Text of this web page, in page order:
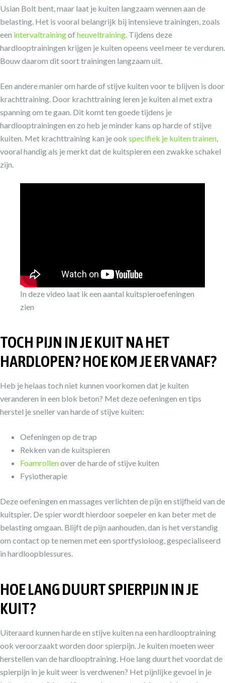
Usian Bolt bent, maar laat je kuiten langzaam wennen aan de
belasting. Het is vooral belangrijk bij intensieve trainingen, zoals
een intervaltrainingof heuveltraining. Tijdens deze
hardlooptrainingen krijgen je kuiten opeens veel meer te verduren.
Bouw daarom dit soort trainingen langzaam uit.
Een andere manier om harde of stijve kuiten voor te blijven is door
krachttraining. Door krachttraining leren je kuiten al met extra
spanning om te gaan. Dit komt ten goede tijdens je
hardlooptrainingen en zo heb je minder kans op harde of stijve
kuiten. Met krachttraining kan je ook specifiek je kuiten trainen,
vooral handig als je merkt dat de kuitspieren een zwakke schakel
zijn.
In deze video laat ik een aantal kuitspieroefeningen
zien
TOCH PIJN IN JE KUIT NA HET
HARDLOPEN? HOE KOM JE ER VANAF?
Heb je helaas toch niet kunnen voorkomen dat je kuiten
veranderen in een blok beton? Met deze oefeningen en tips
herstel je sneller van harde of stijve kuiten:
Oefeningen op de trap
Rekken van de kuitspieren
Foamrollenover de harde of stijve kuiten
Fysiotherapie
Deze oefeningen en massages verlichten de pijn en stijfheid van de
kuitspier. De spier wordt hierdoor soepeler en kan beter met de
belasting omgaan. Blijft de pijn aanhouden, dan is het verstandig
om contact op te nemen met een sportfysioloog, gespecialiseerd
in hardloopblessures.
HOE LANG DUURT SPIERPIJN IN JE
KUIT?
Uiteraard kunnen harde en stijve kuiten na een hardlooptraining
ook veroorzaakt worden door spierpijn. Je kuiten moeten weer
herstellen van de hardlooptraining. Hoe lang duurt het voordat de
spierpijn in je kuit weer is verdwenen? Het pijnlijke gevoel in je